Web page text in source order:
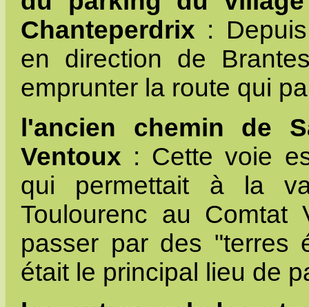
Chanteperdrix :
en direction de
emprunter la route qui
l'ancien chemin de
Ventoux : Cette voie
qui permettait à la
Toulourenc au Comtat
passer par des "terres
était le principal lieu de